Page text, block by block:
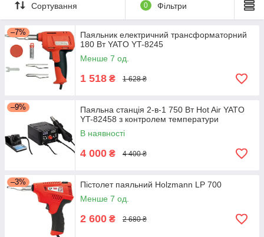
Сортування 0 Фільтри
–7%
Паяльник електричний трансформаторний
180 Вт YATO YT-8245
Менше 7 од.
1 518 ₴ 1 628 ₴
–9%
Паяльна станція 2-в-1 750 Вт Hot Air YATO
YT-82458 з контролем температури
В наявності
4 000 ₴ 4 400 ₴
–3%
Пістолет паяльний Holzmann LP 700
Менше 7 од.
2 600 ₴ 2 680 ₴